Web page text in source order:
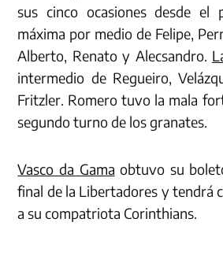
sus cinco ocasiones desde el
máxima por medio de Felipe,
Alberto, Renato y Alecsandro.
intermedio de Regueiro,
Fritzler. Romero tuvo la mala
segundo turno de los granates.
Vasco da Gama obtuvo su
final de la Libertadores y tendrá
a su compatriota Corinthians.